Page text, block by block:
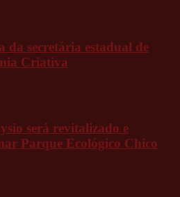
da secretária estadual de
Criativa
será revitalizado e
Parque Ecológico Chico